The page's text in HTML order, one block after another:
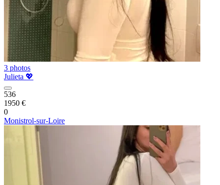
3 photos
Julieta 💖
536
1950 €
0
Monistrol-sur-Loire